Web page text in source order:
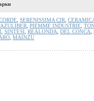
SERENISSIMA CIR
AZULIBER PIEMME INDUSTRIE
SINTESI REALONDA DEL CONCA
MAINZU